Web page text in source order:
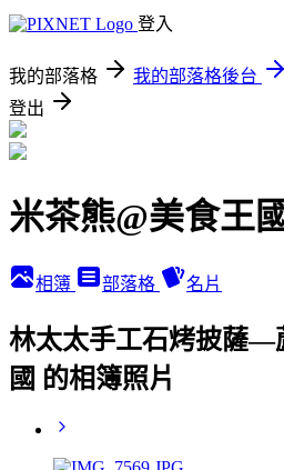
登入
我的部落格 我的部落格後台
登出
米茶熊@美食王國
相簿 部落格 名片
林太太手工石烤披薩
國 的相簿照片